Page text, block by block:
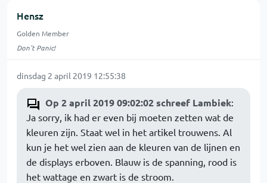
Hensz
Golden Member
Don't Panic!
dinsdag 2 april 2019 12:55:38
Op 2 april 2019 09:02:02 schreef Lambiek:
Ja sorry, ik had er even bij moeten zetten wat de
kleuren zijn. Staat wel in het artikel trouwens. Al
kun je het wel zien aan de kleuren van de lijnen en
de displays erboven. Blauw is de spanning, rood is
het wattage en zwart is de stroom.